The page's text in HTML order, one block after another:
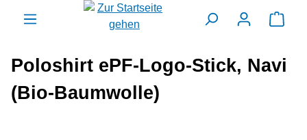
springen
Poloshirt ePF-Logo-Stick, Navi
(Bio-Baumwolle)